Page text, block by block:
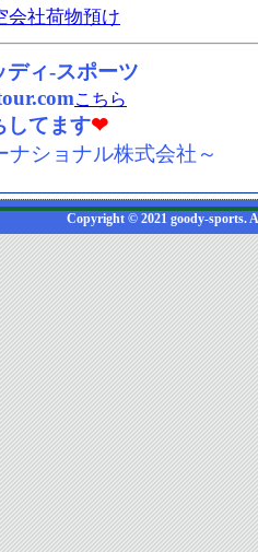
会社荷物預け
ディ-スポーツ
こちら
してます❤
ショナル株式会社～
Copyright © 2021 goody-sports.